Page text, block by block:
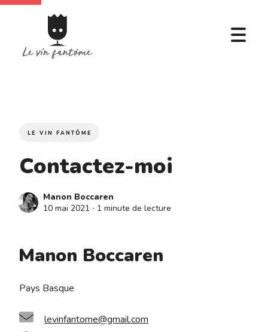
LE VIN FANTÔME
Contactez-moi
Manon Boccaren
10 mai 2021 ∙ 1 minute de lecture
Manon Boccaren
Pays Basque
levinfantome@gmail.com